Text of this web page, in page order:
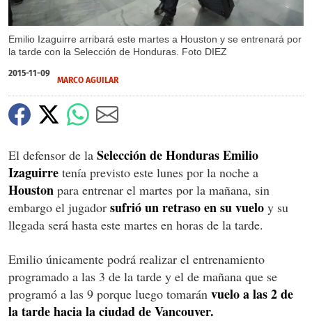
Emilio Izaguirre arribará este martes a Houston y se entrenará por
la tarde con la Selección de Honduras. Foto DIEZ
2015-11-09
MARCO AGUILAR
El defensor de la Selección de Honduras Emilio
Izaguirre tenía previsto este lunes por la noche a
Houston para entrenar el martes por la mañana, sin
embargo el jugador sufrió un retraso en su vuelo y su
llegada será hasta este martes en horas de la tarde.
Emilio únicamente podrá realizar el entrenamiento
programado a las 3 de la tarde y el de mañana que se
programó a las 9 porque luego tomarán vuelo a las 2 de
la tarde hacia la ciudad de Vancouver.